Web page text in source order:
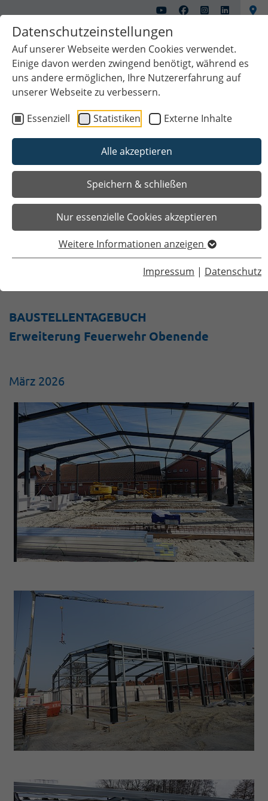
Datenschutzeinstellungen
Auf unserer Webseite werden Cookies verwendet.
Einige davon werden zwingend benötigt, während es
uns andere ermöglichen, Ihre Nutzererfahrung auf
unserer Webseite zu verbessern.
Essenziell
Statistiken Externe Inhalte
Alle akzeptieren
Speichern & schließen
Nur essenzielle Cookies akzeptieren
Weitere Informationen anzeigen
Impressum | Datenschutz
Das Wichtigste auf einen Blick
Startseite Bauen
Unsere Aufgabenbereiche
Projektmanagement Hochbau
Baustellentagebuch Erweiterung Feuerwehr Obenende
03/2026
BAUSTELLENTAGEBUCH
Erweiterung Feuerwehr Obenende
März 2026